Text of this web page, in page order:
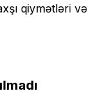
qiymətləri və